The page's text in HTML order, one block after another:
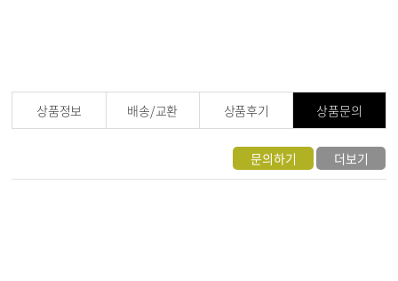
상품정보 배송/교환 상품후기 상품문의
문의하기 더보기